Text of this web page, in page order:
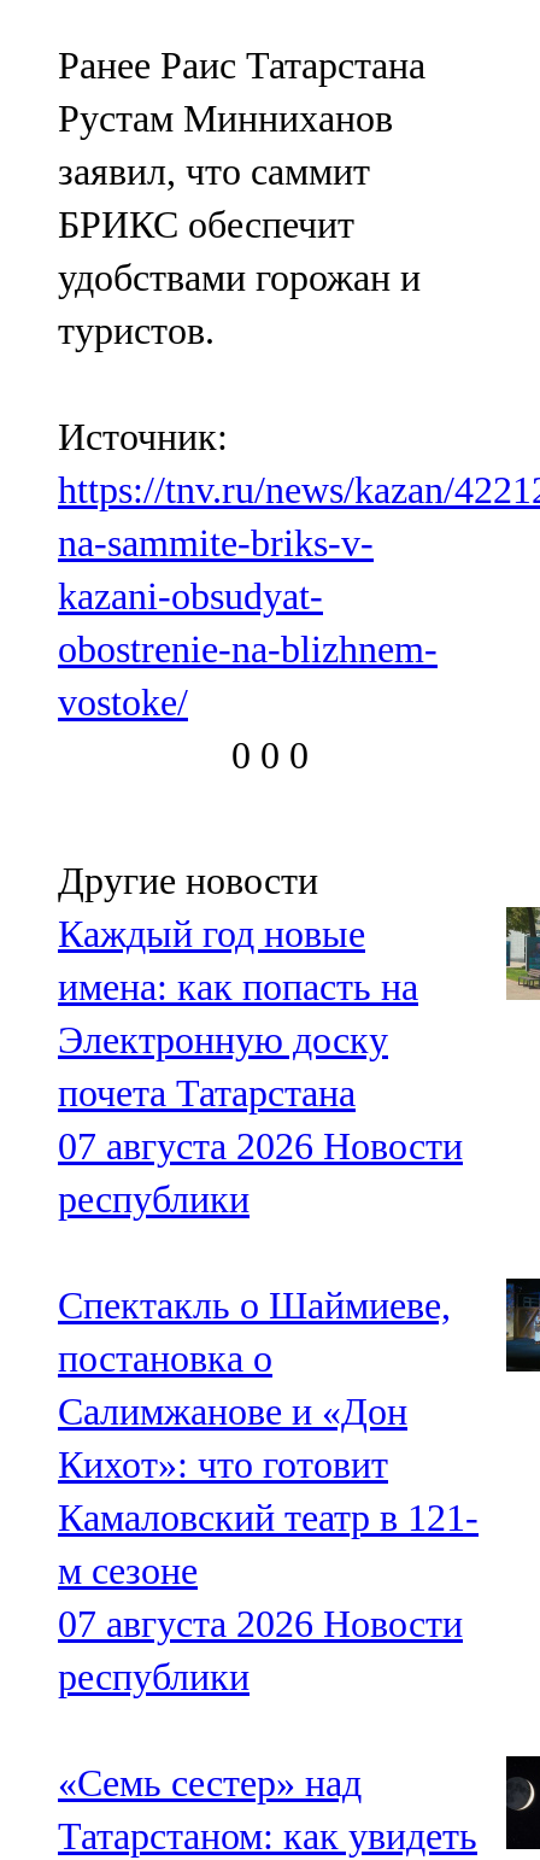
Ранее Раис Татарстана
Рустам Минниханов
заявил, что саммит
БРИКС обеспечит
удобствами горожан и
туристов.
Источник:
https://tnv.ru/news/kazan/
na-sammite-briks-v-
kazani-obsudyat-
obostrenie-na-blizhnem-
vostoke/
0 0 0
Другие новости
Каждый год новые
имена: как попасть на
Электронную доску
почета Татарстана
07 августа 2026 Новости
республики
Спектакль о Шаймиеве,
постановка о
Салимжанове и «Дон
Кихот»: что готовит
Камаловский театр в 121-
м сезоне
07 августа 2026 Новости
республики
«Семь сестер» над
Татарстаном: как увидеть